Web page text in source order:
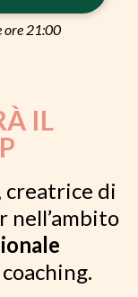
ore 21:00
IL
creatrice di
nell’ambito